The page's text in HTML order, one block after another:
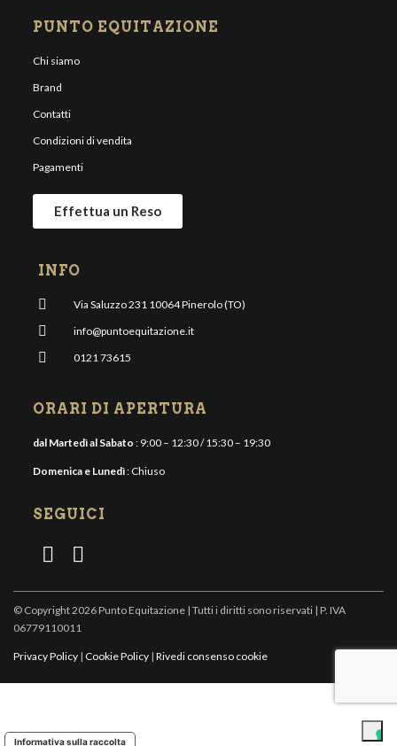
PUNTO EQUITAZIONE
Chi siamo
Brand
Contatti
Condizioni di vendita
Pagamenti
Effettua un Reso
INFO
Via Saluzzo 231 10064 Pinerolo (TO)
info@puntoequitazione.it
0121 73615
ORARI DI APERTURA
dal Martedì al Sabato : 9:00 – 12:30 / 15:30 – 19:30
Domenica e Lunedì: Chiuso
SEGUICI
© Copyright 2026 Punto Equitazione | Tutti i diritti sono riservati | P. IVA
06779110011
Privacy Policy | Cookie Policy | Rivedi consenso cookie
Informativa sulla raccolta